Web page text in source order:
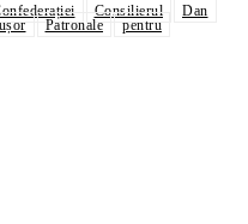
Consilierul
Dan
Patronale
pentru